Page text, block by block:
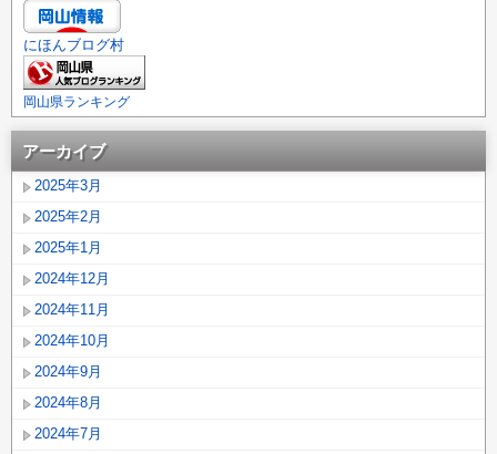
にほんブログ村
岡山県ランキング
アーカイブ
2025年3月
2025年2月
2025年1月
2024年12月
2024年11月
2024年10月
2024年9月
2024年8月
2024年7月